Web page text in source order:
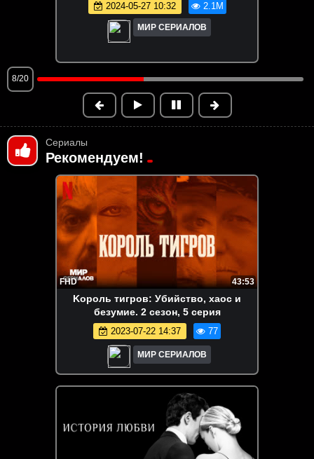
2026-05-20 13:40
МИР СЕРИАЛОВ
9/20
Сериалы
Рекомендуем!
FHD 43:53
Kopoль тигpoв: Убийcтвo, xaoc и
бeзyмиe. 2 сезон, 5 серия
2023-07-22 14:37 77
МИР СЕРИАЛОВ